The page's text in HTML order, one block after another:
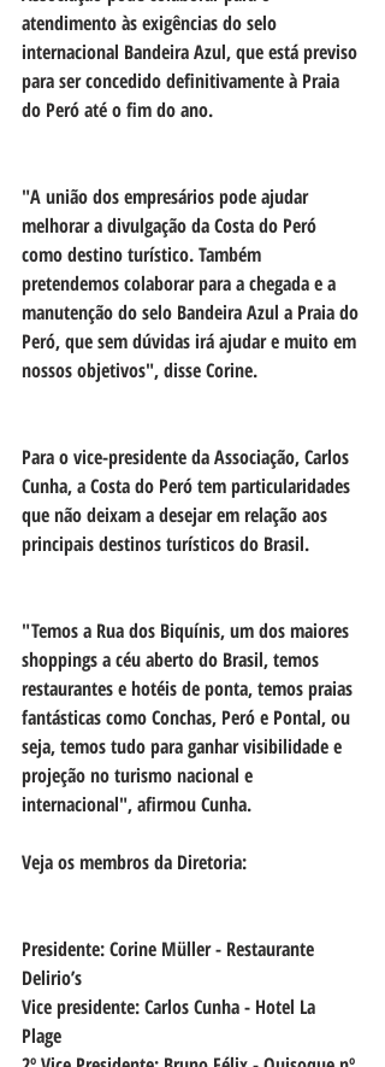
atendimento às exigências do selo
internacional Bandeira Azul, que está previso
para ser concedido definitivamente à Praia
do Peró até o fim do ano.
"A união dos empresários pode ajudar
melhorar a divulgação da Costa do Peró
como destino turístico. Também
pretendemos colaborar para a chegada e a
manutenção do selo Bandeira Azul a Praia do
Peró, que sem dúvidas irá ajudar e muito em
nossos objetivos", disse Corine.
Para o vice-presidente da Associação, Carlos
Cunha, a Costa do Peró tem particularidades
que não deixam a desejar em relação aos
principais destinos turísticos do Brasil.
"Temos a Rua dos Biquínis, um dos maiores
shoppings a céu aberto do Brasil, temos
restaurantes e hotéis de ponta, temos praias
fantásticas como Conchas, Peró e Pontal, ou
seja, temos tudo para ganhar visibilidade e
projeção no turismo nacional e
internacional", afirmou Cunha.
Veja os membros da Diretoria:
Presidente: Corine Müller - Restaurante
Delirio’s
Vice presidente: Carlos Cunha - Hotel La
Plage